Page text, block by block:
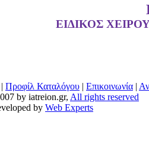
ΕΙΔΙΚΟΣ
| Προφίλ Καταλόγου | Επικοινωνία |
by iatreion.gr, All rights reserved
by Web Experts